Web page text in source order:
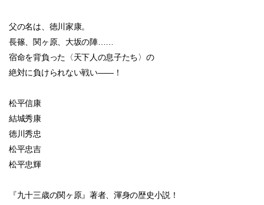
父の名は、徳川家康。
長篠、関ヶ原、大坂の陣……
宿命を背負った〈天下人の息子たち〉の
絶対に負けられない戦い――！
松平信康
結城秀康
徳川秀忠
松平忠吉
松平忠輝
『九十三歳の関ヶ原』著者、渾身の歴史小説！